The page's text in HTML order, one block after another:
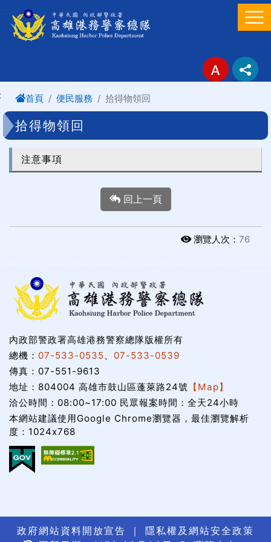
進入內容區塊
:::
首頁 便民服務 拾得物領回
拾得物領回
注意事項
回上一頁
瀏覽人次： 76
內政部警政署高雄港務警察總隊版權所有
總機： 07-533-0535、 07-533-0539
傳真：07-551-9613
地址：804004 高雄市鼓山區蓬萊路24號 【Map】
洽公時間：08:00~17:00 民眾報案時間：全天24小時
本網站建議使用Google Chrome瀏覽器，最佳瀏覽解析
度：1024x768
政府網站資料開放宣告 ｜ 隱私權及網站安全政策